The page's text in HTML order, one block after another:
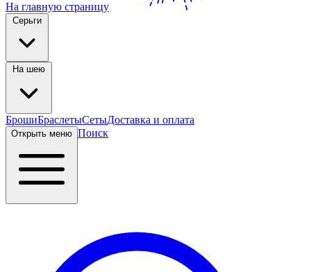
На главную страницу
БрошиБраслетыСетыДоставка и оплата
Открыть меню Поиск